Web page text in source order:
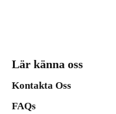
Lär känna oss
Kontakta Oss
FAQs